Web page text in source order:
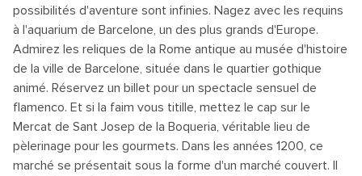
possibilités d'aventure sont infinies. Nagez avec les requins
à l'aquarium de Barcelone, un des plus grands d'Europe.
Admirez les reliques de la Rome antique au musée d'histoire
de la ville de Barcelone, située dans le quartier gothique
animé. Réservez un billet pour un spectacle sensuel de
flamenco. Et si la faim vous titille, mettez le cap sur le
Mercat de Sant Josep de la Boqueria, véritable lieu de
pèlerinage pour les gourmets. Dans les années 1200, ce
marché se présentait sous la forme d'un marché couvert. Il